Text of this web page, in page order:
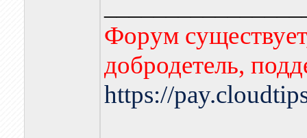
Форум
добродетель,
https://